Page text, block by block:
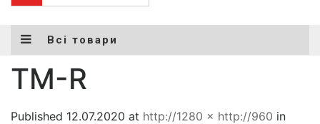
Всі товари
TM-R
Published 12.07.2020 at http://1280 × http://960 in